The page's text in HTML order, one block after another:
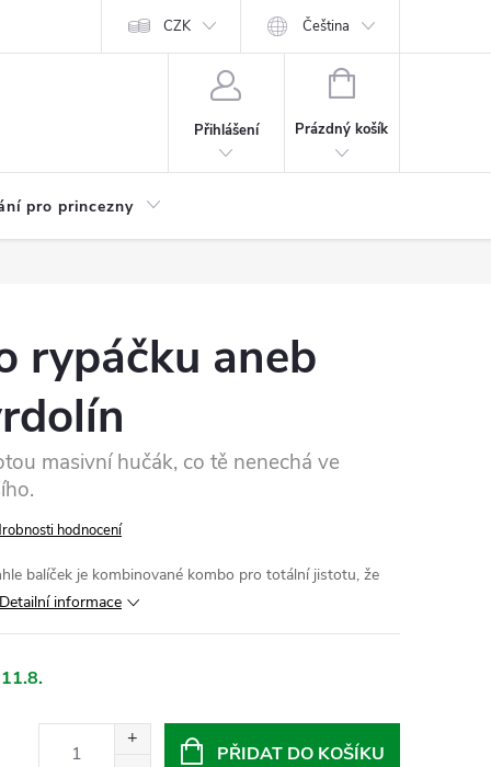
CZK Čeština
Přihlášení
NÁKUPNÍ
Prázdný košík
pro princezny
rypáčku aneb
masivní hučák, co tě nenechá ve
hodnocení
balíček je kombinované kombo pro totální jistotu, že
Detailní informace
PŘIDAT DO KOŠÍKU